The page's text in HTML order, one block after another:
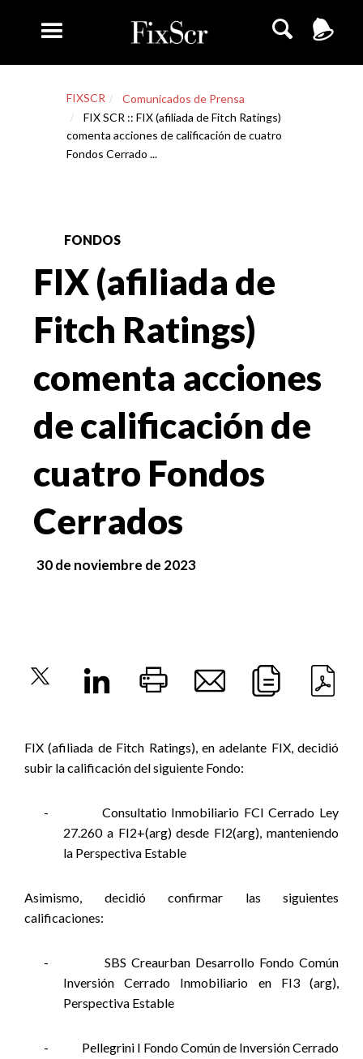
FIXSCR
Comunicados de Prensa
FIX SCR :: FIX (afiliada de Fitch Ratings)
comenta acciones de calificación de cuatro
Fondos Cerrado ...
FONDOS
FIX (afiliada de
Fitch Ratings)
comenta acciones
de calificación de
cuatro Fondos
Cerrados
30 de noviembre de 2023
FIX (afiliada de Fitch Ratings), en adelante FIX, decidió
subir la calificación del siguiente Fondo:
-
Consultatio Inmobiliario FCI Cerrado Ley
27.260 a FI2+(arg) desde FI2(arg), manteniendo
la Perspectiva Estable
Asimismo, decidió confirmar las siguientes
calificaciones:
-
SBS Creaurban Desarrollo Fondo Común
Inversión Cerrado Inmobiliario en FI3 (arg),
Perspectiva Estable
-
Pellegrini I Fondo Común de Inversión Cerrado